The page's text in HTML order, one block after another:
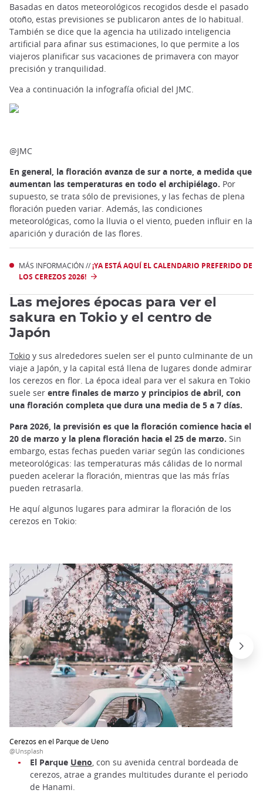
Basadas en datos meteorológicos recogidos desde el pasado
otoño, estas previsiones se publicaron antes de lo habitual.
También se dice que la agencia ha utilizado inteligencia
artificial para afinar sus estimaciones, lo que permite a los
viajeros planificar sus vacaciones de primavera con mayor
precisión y tranquilidad.
Vea a continuación la infografía oficial del JMC.
@JMC
En general, la floración avanza de sur a norte, a medida que
aumentan las temperaturas en todo el archipiélago. Por
supuesto, se trata sólo de previsiones, y las fechas de plena
floración pueden variar. Además, las condiciones
meteorológicas, como la lluvia o el viento, pueden influir en la
aparición y duración de las flores.
MÁS INFORMACIÓN //¡YA ESTÁ AQUÍ EL CALENDARIO PREFERIDO DE
LOS CEREZOS 2026!
Las mejores épocas para ver el
sakura en Tokio y el centro de
Japón
Tokio y sus alrededores suelen ser el punto culminante de un
viaje a Japón, y la capital está llena de lugares donde admirar
los cerezos en flor. La época ideal para ver el sakura en Tokio
suele ser entre finales de marzo y principios de abril, con
una floración completa que dura una media de 5 a 7 días.
Para 2026, la previsión es que la floración comience hacia el
20 de marzo y la plena floración hacia el 25 de marzo. Sin
embargo, estas fechas pueden variar según las condiciones
meteorológicas: las temperaturas más cálidas de lo normal
pueden acelerar la floración, mientras que las más frías
pueden retrasarla.
He aquí algunos lugares para admirar la floración de los
cerezos en Tokio:
Cerezos en el Parque de Ueno
@Unsplash
El Parque Ueno, con su avenida central bordeada de
cerezos, atrae a grandes multitudes durante el periodo
de Hanami.